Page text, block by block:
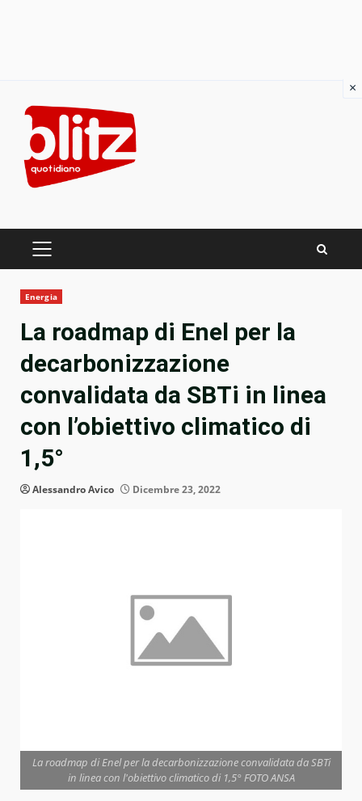
content
PRIMARY
Energia
La roadmap di Enel per la
decarbonizzazione
convalidata da SBTi in linea
con l’obiettivo climatico di
1,5°
Alessandro Avico Dicembre 23, 2022
La roadmap di Enel per la decarbonizzazione convalidata da SBTi
in linea con l'obiettivo climatico di 1,5° FOTO ANSA
×